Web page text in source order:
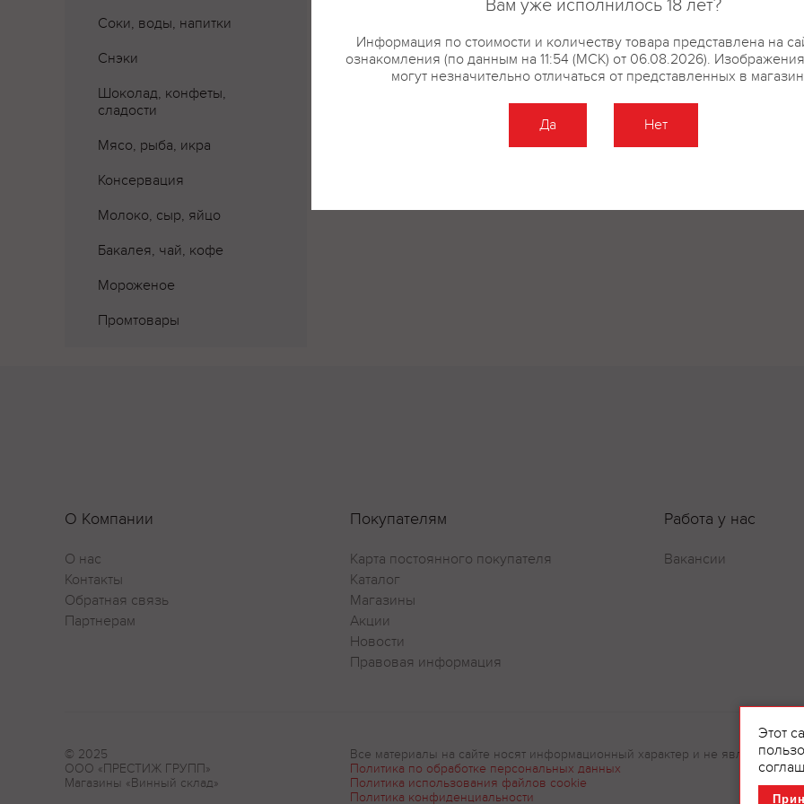
Соки, воды, напитки
Снэки
Шоколад, конфеты,
сладости
Мясо, рыба, икра
Консервация
Молоко, сыр, яйцо
Бакалея, чай, кофе
Мороженое
Промтовары
О Компании
О нас
Контакты
Обратная связь
Партнерам
Покупателям
Карта постоянного покупателя
Каталог
Магазины
Акции
Новости
Правовая информация
Работа у нас
Вакансии
© 2025
ООО «ПРЕСТИЖ ГРУПП»
Магазины «Винный склад»
Все материалы на сайте носят информационный характер и не являются
Политика по обработке персональных данных
Политика использования файлов cookie
Политика конфиденциальности
Этот
Вам уже исполнилось 18 лет?
Информация по стоимости и количеству товара представлена на
ознакомления (по данным на 11:54 (МСК) от 06.08.2026).
могут незначительно отличаться от представленных в
Да Нет